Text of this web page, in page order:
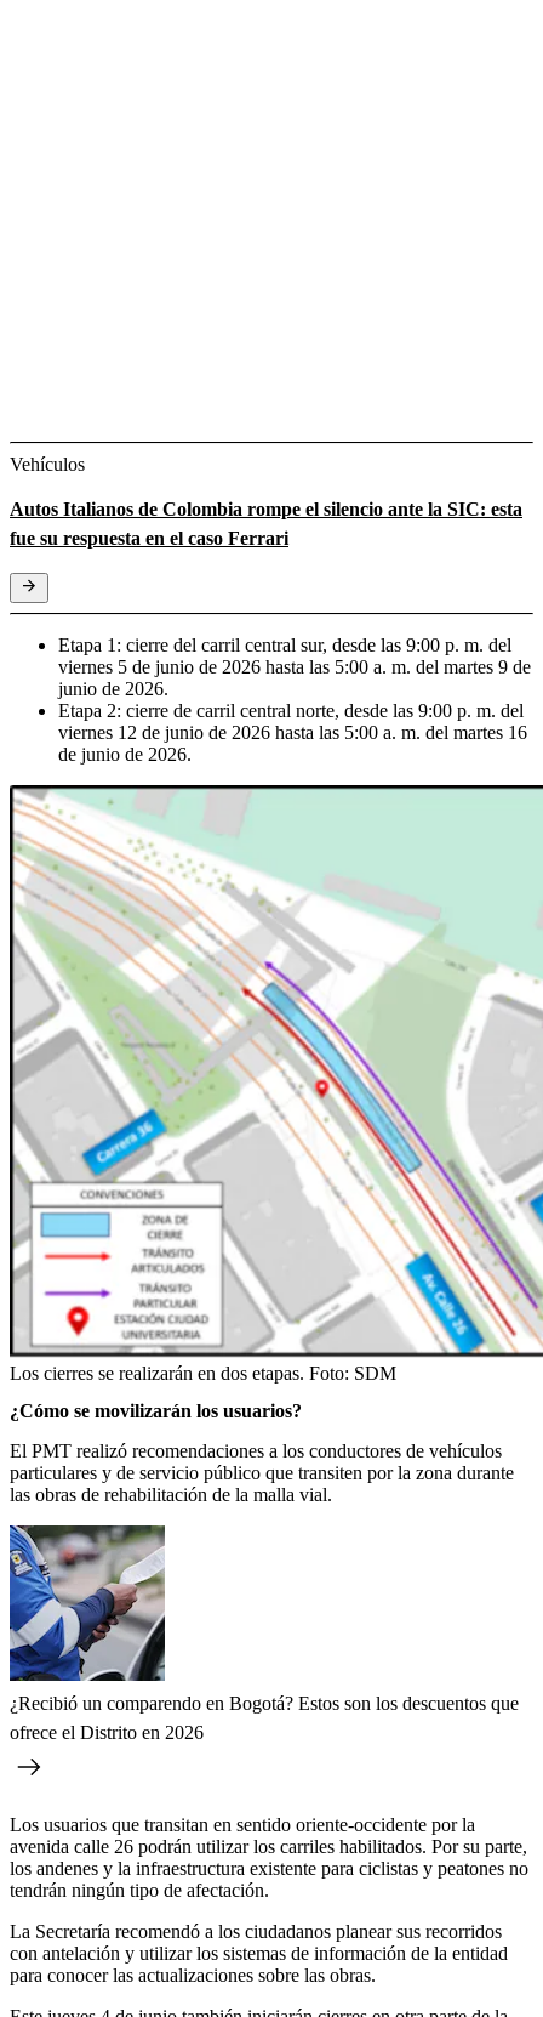
Vehículos
Autos Italianos de Colombia rompe el silencio ante la SIC: esta
fue su respuesta en el caso Ferrari
Etapa 1: cierre del carril central sur, desde las 9:00 p. m. del
viernes 5 de junio de 2026 hasta las 5:00 a. m. del martes 9 de
junio de 2026.
Etapa 2: cierre de carril central norte, desde las 9:00 p. m. del
viernes 12 de junio de 2026 hasta las 5:00 a. m. del martes 16
de junio de 2026.
Los cierres se realizarán en dos etapas. Foto: SDM
¿Cómo se movilizarán los usuarios?
El PMT realizó recomendaciones a los conductores de vehículos
particulares y de servicio público que transiten por la zona durante
las obras de rehabilitación de la malla vial.
¿Recibió un comparendo en Bogotá? Estos son los descuentos que
ofrece el Distrito en 2026
Los usuarios que transitan en sentido oriente-occidente por la
avenida calle 26 podrán utilizar los carriles habilitados. Por su parte,
los andenes y la infraestructura existente para ciclistas y peatones no
tendrán ningún tipo de afectación.
La Secretaría recomendó a los ciudadanos planear sus recorridos
con antelación y utilizar los sistemas de información de la entidad
para conocer las actualizaciones sobre las obras.